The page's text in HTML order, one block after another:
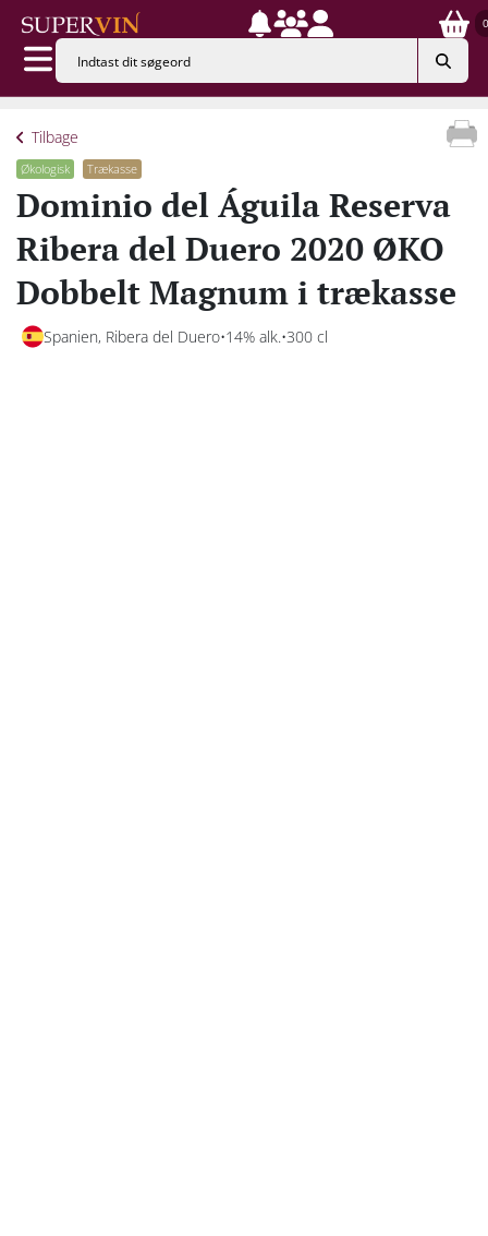
0
Tilbage
Økologisk Trækasse
Dominio del Águila Reserva
Ribera del Duero 2020 ØKO
Dobbelt Magnum i trækasse
Spanien, Ribera del Duero 14% alk. 300 cl